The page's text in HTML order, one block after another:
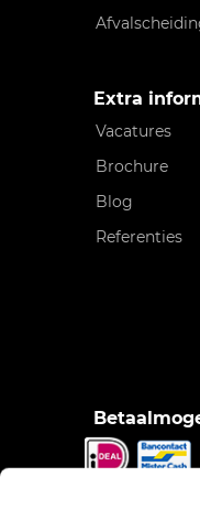
Extra
Vacatures
Brochure
Blog
Referenties